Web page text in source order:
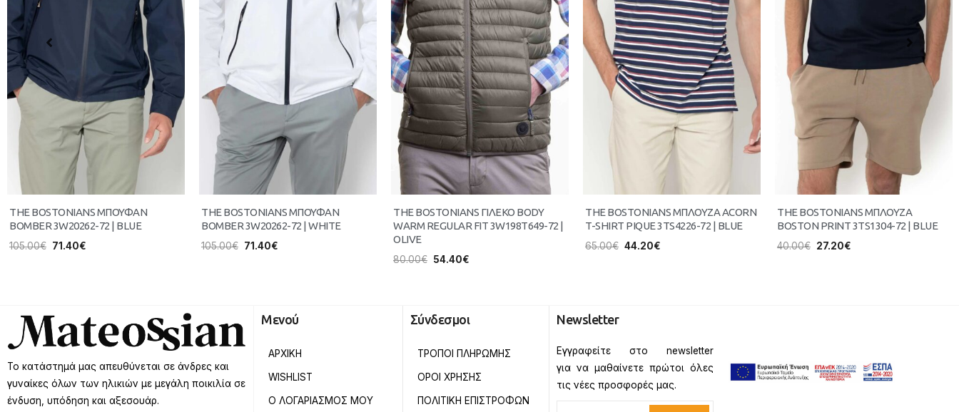
THE BOSTONIANS ΜΠΟΥΦΑΝ
BOMBER 3W20262-72 | BLUE
105.00€ 71.40€
THE BOSTONIANS ΜΠΟΥΦΑΝ
BOMBER 3W20262-72 | WHITE
105.00€ 71.40€
THE BOSTONIANS ΓΙΛΕΚΟ BODY
WARM REGULAR FIT 3W198T649-72 |
OLIVE
80.00€ 54.40€
THE BOSTONIANS ΜΠΛΟΥΖΑ ACORN
T-SHIRT PIQUE 3TS4226-72 | BLUE
65.00€ 44.20€
THE BOSTONIANS ΜΠΛΟΥΖΑ
BOSTON PRINT 3TS1304-72 | BLUE
40.00€ 27.20€
Το κατάστημά μας απευθύνεται σε άνδρες και
γυναίκες όλων των ηλικιών με μεγάλη ποικιλία σε
ένδυση, υπόδηση και αξεσουάρ.
Μενού
ΑΡΧΙΚΗ
WISHLIST
Ο ΛΟΓΑΡΙΑΣΜΟΣ ΜΟΥ
Σύνδεσμοι
ΤΡΟΠΟΙ ΠΛΗΡΩΜΗΣ
ΟΡΟΙ ΧΡΗΣΗΣ
ΠΟΛΙΤΙΚΗ ΕΠΙΣΤΡΟΦΩΝ
Newsletter
Εγγραφείτε στο newsletter
για να μαθαίνετε πρώτοι όλες
τις νέες προσφορές μας.